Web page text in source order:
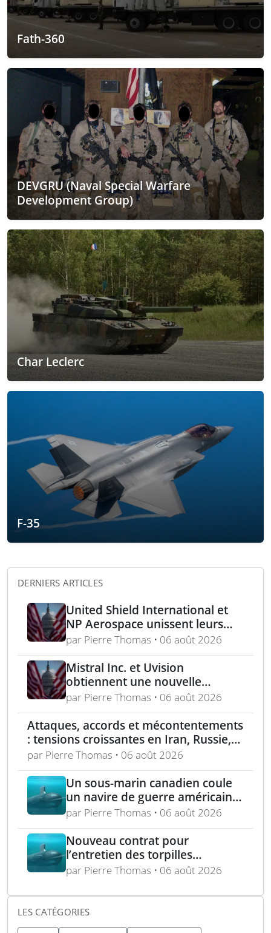
Fath-360
DEVGRU (Naval Special Warfare
Development Group)
Char Leclerc
F-35
DERNIERS ARTICLES
United Shield International et
NP Aerospace unissent leurs
forces pour renforcer le soutien
aux équipes américaines de
déminage
par Pierre Thomas • 06 août 2026
Mistral Inc. et Uvision
obtiennent une nouvelle
commande pour le programme
US Army Lethal Unmanned
Systems
par Pierre Thomas • 06 août 2026
Attaques, accords et mécontentements
: tensions croissantes en Iran, Russie,
Chine, Corée du Nord et jihadistes
par Pierre Thomas • 06 août 2026
Un sous-marin canadien coule
un navire de guerre américain
lors de l’exercice RIMPAC 2026
par Pierre Thomas • 06 août 2026
Nouveau contrat pour
l’entretien des torpilles
Spearfish et Sting Ray de la
par Pierre Thomas • 06 août 2026
LES CATÉGORIES